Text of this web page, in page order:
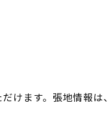
けます。張地情報は、